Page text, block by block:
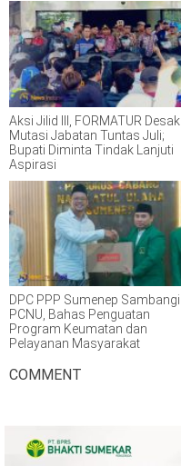
Aksi Jilid III, FORMATUR Desak
Mutasi Jabatan Tuntas Juli;
Bupati Diminta Tindak Lanjuti
Aspirasi
DPC PPP Sumenep Sambangi
PCNU, Bahas Penguatan
Program Keumatan dan
Pelayanan Masyarakat
COMMENT